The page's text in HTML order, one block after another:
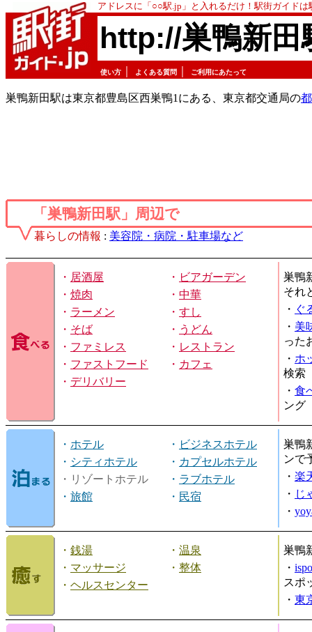
アドレスに「○○駅.jp」と入れるだけ！駅街ガイド
http://巣鴨新田
使い方 よくある質問 ご利用にあたって
巣鴨新田駅は東京都豊島区西巣鴨1にある、東京都交通局の
「巣鴨新田駅」周辺で
暮らしの情報 : 美容院・病院・駐車場など
・ 居酒屋 ・ ビアガーデン
・ 焼肉 ・ 中華
・ ラーメン ・ すし
・ そば ・ うどん
・ ファミレス ・ レストラン
・ ファストフード ・ カフェ
・ デリバリー
巣鴨
それ
・ ぐ
・ 美
った
・ ホ
検索
・ 食
ング
・ ホテル ・ ビジネスホテル
・ シティホテル ・ カプセルホテル
・リゾートホテル
・ ラブホテル
・ 旅館 ・ 民宿
巣鴨
ンで
・ 楽
・ じ
・
・ 銭湯 ・ 温泉
・ マッサージ ・ 整体
・ ヘルスセンター
巣鴨
・
スポ
・ 東